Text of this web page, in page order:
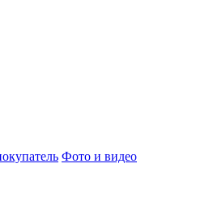
Фото и видео